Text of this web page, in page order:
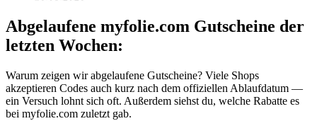
Abgelaufene myfolie.com Gutscheine der
letzten Wochen:
Warum zeigen wir abgelaufene Gutscheine? Viele Shops
akzeptieren Codes auch kurz nach dem offiziellen Ablaufdatum —
ein Versuch lohnt sich oft. Außerdem siehst du, welche Rabatte es
bei myfolie.com zuletzt gab.